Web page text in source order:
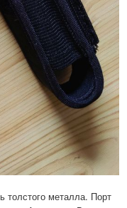
толстого металла. Порт